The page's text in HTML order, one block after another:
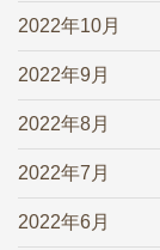
2022年10月
2022年9月
2022年8月
2022年7月
2022年6月